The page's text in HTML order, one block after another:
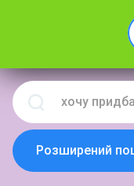
Розширений